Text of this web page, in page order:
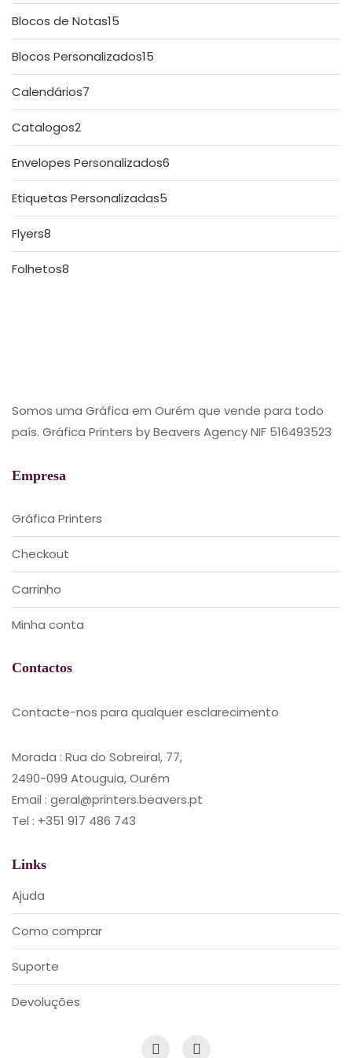
produtos
Blocos de Notas15
produtos
Blocos Personalizados15
produtos
Calendários7
produtos
Catalogos2
produtos
Envelopes Personalizados6
produtos
Etiquetas Personalizadas5
produtos
Flyers8
produtos
Folhetos8
Somos uma Gráfica em Ourém que vende para todo
país. Gráfica Printers by Beavers Agency NIF 516493523
Empresa
Gráfica Printers
Checkout
Carrinho
Minha conta
Contactos
Contacte-nos para qualquer esclarecimento
Morada : Rua do Sobreiral, 77,
2490-099 Atouguia, Ourém
Email : geral@printers.beavers.pt
Tel : +351 917 486 743
Links
Ajuda
Como comprar
Suporte
Devoluções